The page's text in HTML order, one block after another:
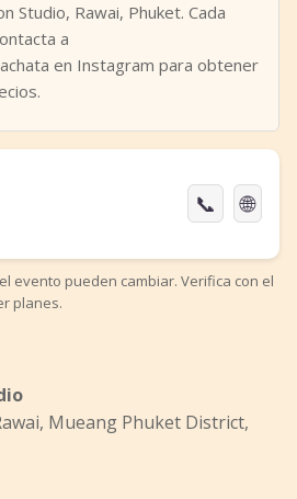
Studio, Rawai, Phuket. Cada
a
en Instagram para obtener
📞 🌐
evento pueden cambiar. Verifica con el
planes.
Mueang Phuket District,